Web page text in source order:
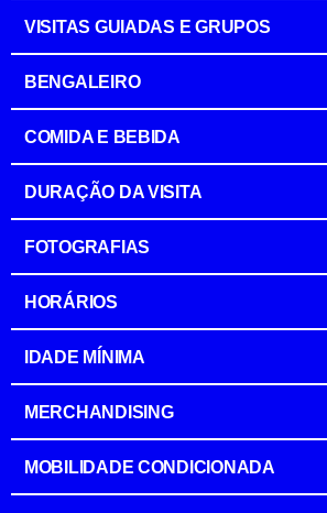
VISITAS GUIADAS E GRUPOS
BENGALEIRO
COMIDA E BEBIDA
DURAÇÃO DA VISITA
FOTOGRAFIAS
HORÁRIOS
IDADE MÍNIMA
MERCHANDISING
MOBILIDADE CONDICIONADA